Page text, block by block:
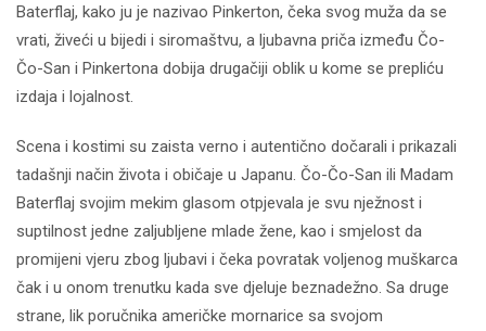
Baterflaj, kako ju je nazivao Pinkerton, čeka svog muža da se
vrati, živeći u bijedi i siromaštvu, a ljubavna priča između Čo-
Čo-San i Pinkertona dobija drugačiji oblik u kome se prepliću
izdaja i lojalnost.
Scena i kostimi su zaista verno i autentično dočarali i prikazali
tadašnji način života i običaje u Japanu. Čo-Čo-San ili Madam
Baterflaj svojim mekim glasom otpjevala je svu nježnost i
suptilnost jedne zaljubljene mlade žene, kao i smjelost da
promijeni vjeru zbog ljubavi i čeka povratak voljenog muškarca
čak i u onom trenutku kada sve djeluje beznadežno. Sa druge
strane, lik poručnika američke mornarice sa svojom